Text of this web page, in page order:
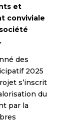
et
conviviale
des
2025
s’inscrit
du
par la